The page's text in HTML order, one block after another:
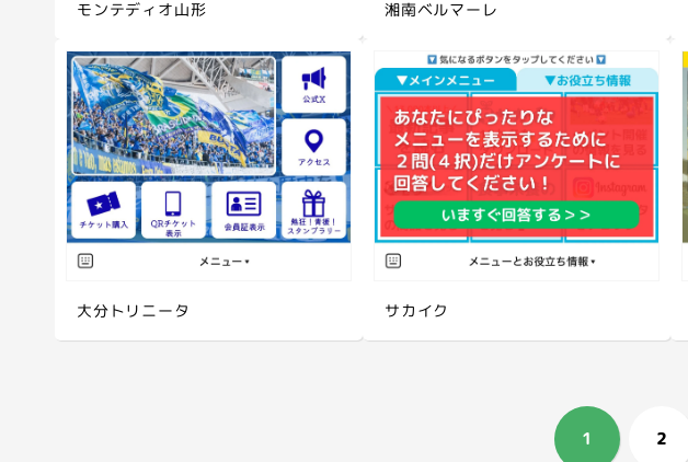
モンテディオ山形 湘南ベルマーレ
大分トリニータ サカイク
1 2